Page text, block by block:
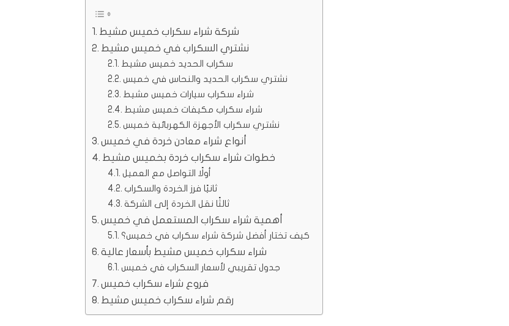
شركة شراء سكراب خميس مشيط
نشتري السكراب في خميس مشيط
سكراب الحديد خميس مشيط
نشتري سكراب الحديد والنحاس في خميس
شراء سكراب سيارات خميس مشيط
شراء سكراب مكيفات خميس مشيط
نشتري سكراب الأجهزة الكهربائية خميس
أنواع شراء معادن خردة في خميس
خطوات شراء سكراب خردة بخميس مشيط
أولًا التواصل مع العميل
ثانيًا فرز الخردة والسكراب
ثالثًا نقل الخردة إلى الشركة
أهمية شراء سكراب المستعمل في خميس
كيف تختار أفضل شركة شراء سكراب في خميس؟
شراء سكراب خميس مشيط بأسعار عالية
جدول تقريبي لأسعار السكراب في خميس
فروع شراء سكراب خميس
رقم شراء سكراب خميس مشيط